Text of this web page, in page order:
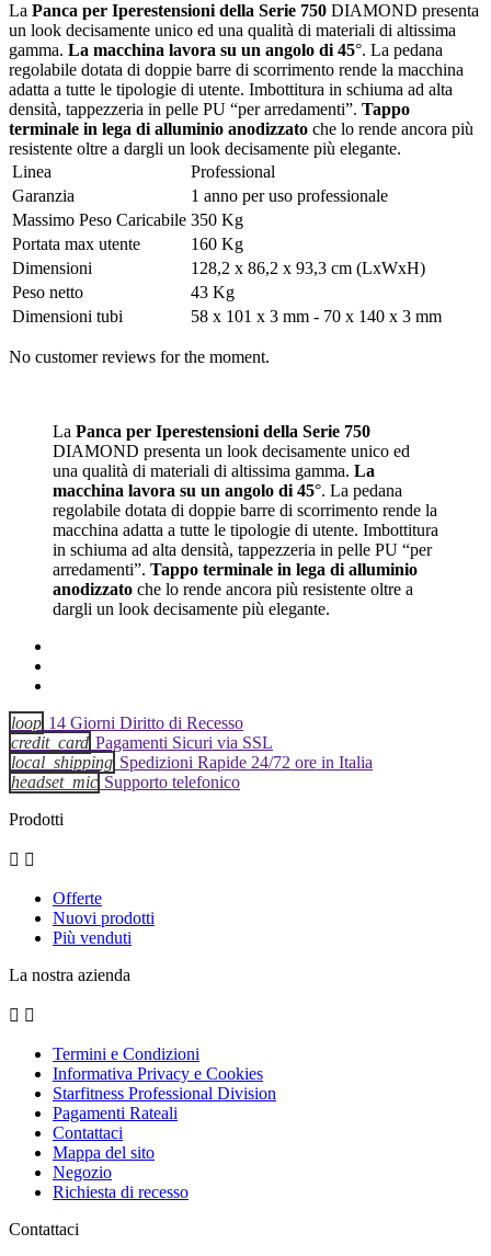
La Panca per Iperestensioni della Serie 750 DIAMOND presenta
un look decisamente unico ed una qualità di materiali di altissima
gamma. La macchina lavora su un angolo di 45°. La pedana
regolabile dotata di doppie barre di scorrimento rende la macchina
adatta a tutte le tipologie di utente. Imbottitura in schiuma ad alta
densità, tappezzeria in pelle PU “per arredamenti”. Tappo
terminale in lega di alluminio anodizzato che lo rende ancora più
resistente oltre a dargli un look decisamente più elegante.
Linea
Professional
Garanzia
1 anno per uso professionale
Massimo Peso Caricabile 350 Kg
Portata max utente
160 Kg
Dimensioni
128,2 x 86,2 x 93,3 cm (LxWxH)
Peso netto
43 Kg
Dimensioni tubi
58 x 101 x 3 mm - 70 x 140 x 3 mm
No customer reviews for the moment.
La Panca per Iperestensioni della Serie 750
DIAMOND presenta un look decisamente unico ed
una qualità di materiali di altissima gamma. La
macchina lavora su un angolo di 45°. La pedana
regolabile dotata di doppie barre di scorrimento rende la
macchina adatta a tutte le tipologie di utente. Imbottitura
in schiuma ad alta densità, tappezzeria in pelle PU “per
arredamenti”. Tappo terminale in lega di alluminio
anodizzato che lo rende ancora più resistente oltre a
dargli un look decisamente più elegante.
loop 14 Giorni Diritto di Recesso
credit_card Pagamenti Sicuri via SSL
local_shipping Spedizioni Rapide 24/72 ore in Italia
headset_mic Supporto telefonico
Prodotti
 
Offerte
Nuovi prodotti
Più venduti
La nostra azienda
 
Termini e Condizioni
Informativa Privacy e Cookies
Starfitness Professional Division
Pagamenti Rateali
Contattaci
Mappa del sito
Negozio
Richiesta di recesso
Contattaci